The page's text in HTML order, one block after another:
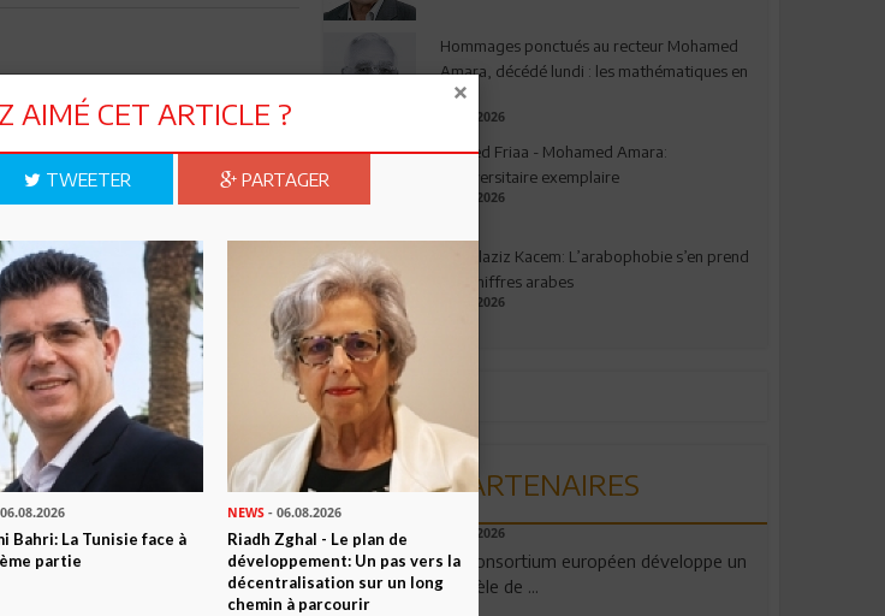
VOS AMIS !
Commentaires
Commenter
Hommages ponctués au recteur Mohamed
Amara, décédé lundi : les mathématiques en
deuil
03.08.2026
Ahmed Friaa - Mohamed Amara:
l’Universitaire exemplaire
04.08.2026
Abdelaziz Kacem: L’arabophobie s’en prend
aux chiffres arabes
09.07.2026
PARTENAIRES
06.08.2026
Un consortium européen développe un
modèle de ...
AIMÉ CET ARTICLE ?
TWEETER PARTAGER
Bahri: La Tunisie face à
partie
NEWS- 06.08.2026
Riadh Zghal - Le plan de
développement: Un pas vers la
décentralisation sur un long
chemin à parcourir